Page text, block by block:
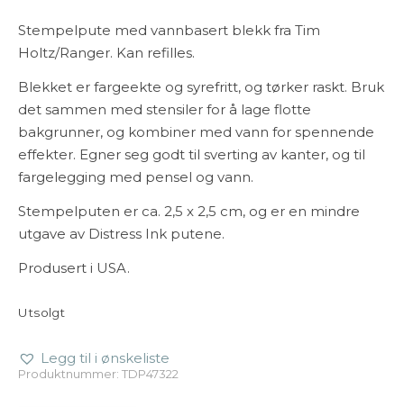
Stempelpute med vannbasert blekk fra Tim
Holtz/Ranger. Kan refilles.
Blekket er fargeekte og syrefritt, og tørker raskt. Bruk
det sammen med stensiler for å lage flotte
bakgrunner, og kombiner med vann for spennende
effekter. Egner seg godt til sverting av kanter, og til
fargelegging med pensel og vann.
Stempelputen er ca. 2,5 x 2,5 cm, og er en mindre
utgave av Distress Ink putene.
Produsert i USA.
Utsolgt
Legg til i ønskeliste
Produktnummer: TDP47322